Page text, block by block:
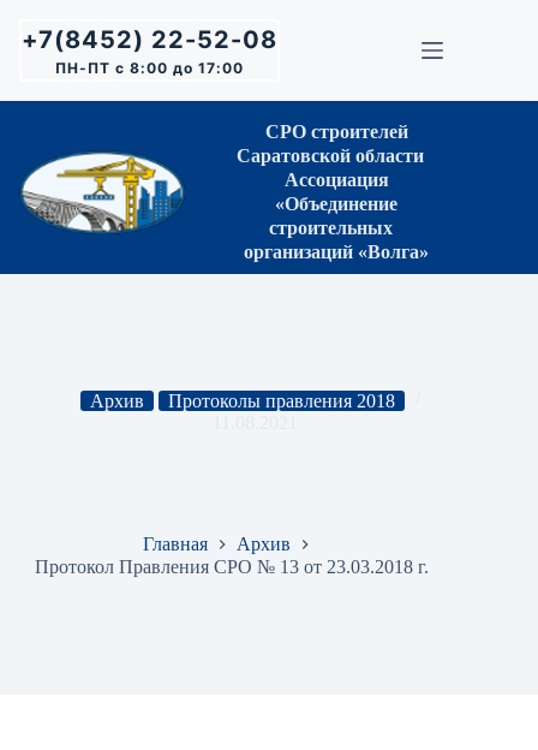
сути+7(8452) 22-52-08
ПН-ПТ с 8:00 до 17:00
СРО строителей
Саратовской области
Ассоциация
«Объединение
строительных
организаций «Волга»
Архив
Протоколы правления 2018
Главная
Архив
Протокол Правления СРО № 13 от 23.03.2018 г.